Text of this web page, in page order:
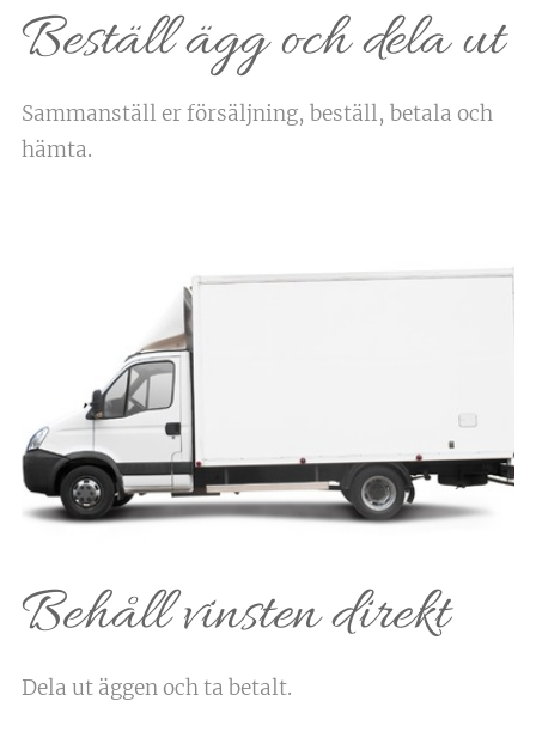
Beställ ägg och dela ut
Sammanställ er försäljning, beställ, betala och
hämta.
Behåll vinsten direkt
Dela ut äggen och ta betalt.